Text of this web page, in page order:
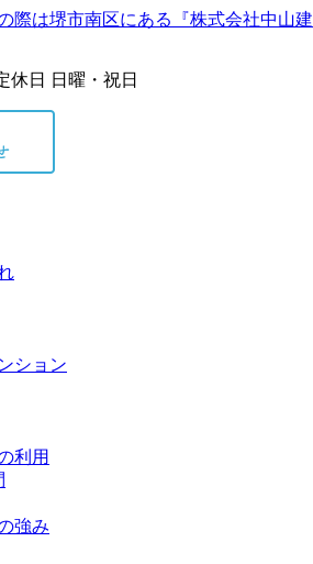
休日 日曜・祝日
ション
利用
強み